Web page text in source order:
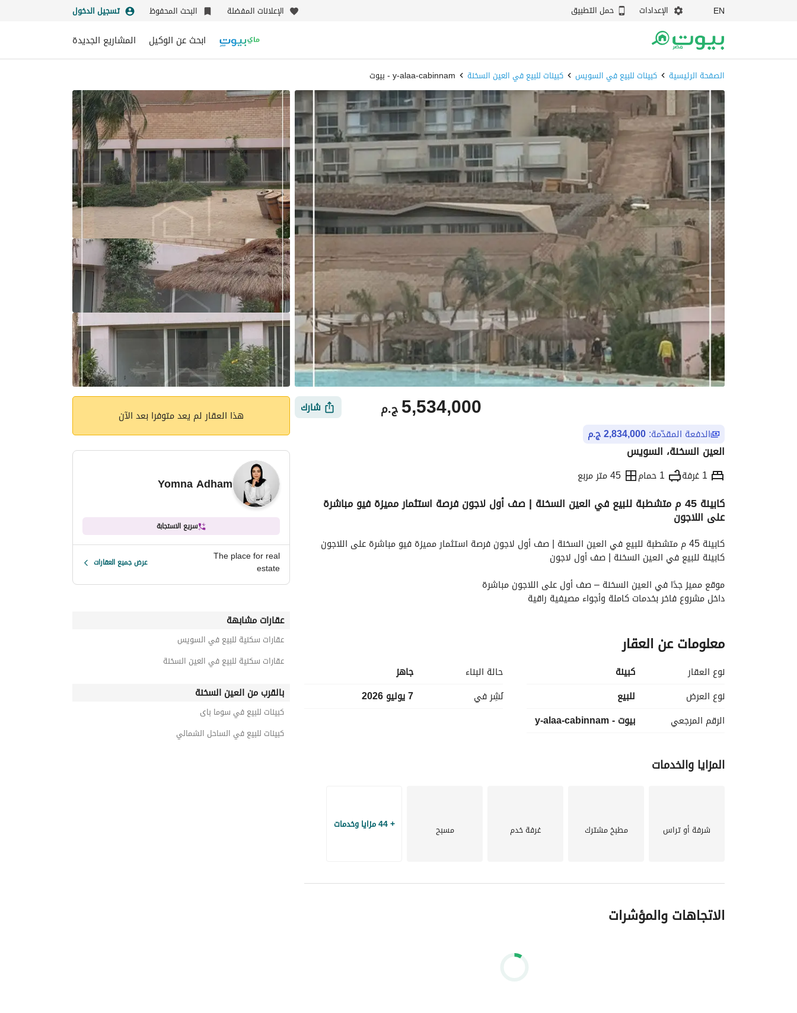
EN الإعدادات حمل التطبيق الإعلانات المفضلة البحث المحفوظ تسجيل الدخول
ابحث عن الوكيل المشاريع الجديدة
الصفحة الرئيسية كبينات للبيع في السويس كبينات للبيع في العين السخنة y-alaa-cabinnam - بيوت
ج.م5,534,000 شارك
الدفعة المقدّمة: 2,834,000 ج.م
العين السخنة، السويس
1 غرفة 1 حمام 45 متر مربع
التفاصيل الاتجاهات والمؤشرات
كابينة 45 م متشطبة للبيع في العين السخنة | صف أول لاجون فرصة استثمار مميزة فيو مباشرة
على اللاجون
كابينة 45 م متشطبة للبيع في العين السخنة | صف أول لاجون فرصة استثمار مميزة فيو مباشرة على اللاجون
كابينة للبيع في العين السخنة | صف أول لاجون
موقع مميز جدًا في العين السخنة – صف أول على اللاجون مباشرة
داخل مشروع فاخر بخدمات كاملة وأجواء مصيفية راقية
• مقدم (DP): 2,700,000
• المتبقي: 2,834,000
• الإجمالي: 5,534,000
مميزات الوحدة:
• إطلالة مباشرة على اللاجون
• موقع صف أول مميز
وحدة نادرة في موقع استراتيجي داخل العين السخنة
ابعتلي دلوقتي للتفاصيل والصور وطريقة الحجز
معلومات عن العقار
نوع العقار
كبينة
نوع العرض
للبيع
الرقم المرجعي
بيوت - y-alaa-cabinnam
حالة البناء
جاهز
نُشِر في
7 يوليو 2026
المزايا والخدمات
شرفة أو تراس مطبخ مشترك غرفة خدم مسبح + 44 مزايا وخدمات
الاتجاهات والمؤشرات
هذا العقار لم يعد متوفرا بعد الآن
Yomna Adham
سريع الاستجابة
The place for real
estate عرض جميع العقارات
عقارات مشابهة
عقارات سكنية للبيع في السويس
عقارات سكنية للبيع في العين السخنة
بالقرب من العين السخنة
كبينات للبيع في سوما باى
كبينات للبيع في الساحل الشمالي